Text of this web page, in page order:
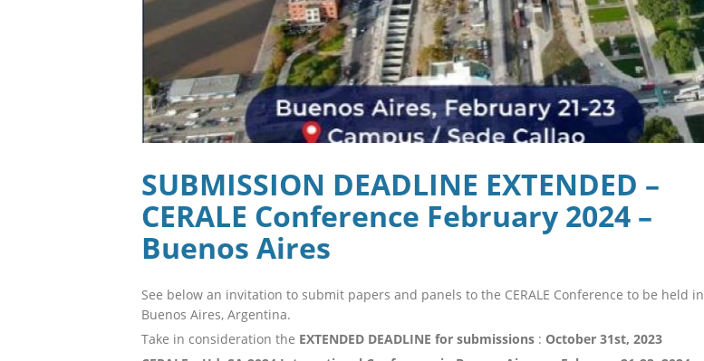
SUBMISSION DEADLINE EXTENDED –
CERALE Conference February 2024 –
Buenos Aires
See below an invitation to submit papers and panels to the CERALE Conference to be held in
Buenos Aires, Argentina.
Take in consideration the EXTENDED DEADLINE for submissions : October 31st, 2023